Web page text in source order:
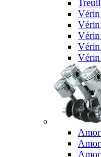
Vérin
Vérin
Vérin
Vérin
Vérin